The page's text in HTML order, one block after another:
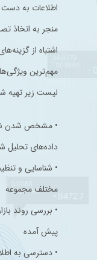
اطلاعات به دست
منجر به اتخاذ
اشتباه از
لیست زیر تهیه
• مشخص شدن
داده‌های تحلیل
• شناسایی و
مختلف مجموعه
• بررسی روند
پیش آمده
• دسترسی به